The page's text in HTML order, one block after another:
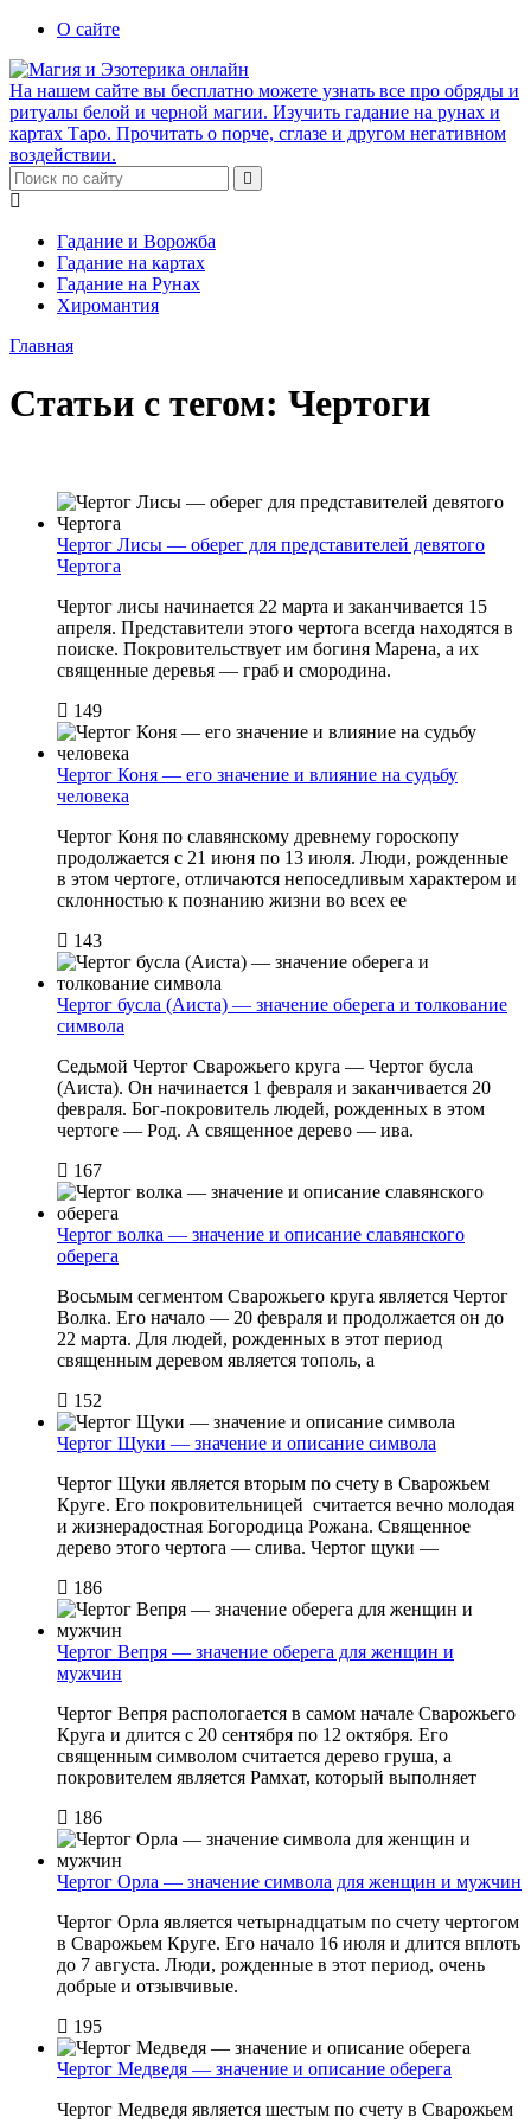
О сайте
На нашем сайте вы бесплатно можете узнать все про обряды и
ритуалы белой и черной магии. Изучить гадание на рунах и
картах Таро. Прочитать о порче, сглазе и другом негативном
воздействии.
Гадание и Ворожба
Гадание на картах
Гадание на Рунах
Хиромантия
Главная
Статьи с тегом: Чертоги
Чертог Лисы — оберег для представителей девятого
Чертога
Чертог лисы начинается 22 марта и заканчивается 15
апреля. Представители этого чертога всегда находятся в
поиске. Покровительствует им богиня Марена, а их
священные деревья — граб и смородина.
149
Чертог Коня — его значение и влияние на судьбу
человека
Чертог Коня по славянскому древнему гороскопу
продолжается с 21 июня по 13 июля. Люди, рожденные
в этом чертоге, отличаются непоседливым характером и
склонностью к познанию жизни во всех ее
143
Чертог бусла (Аиста) — значение оберега и толкование
символа
Cедьмой Чертог Сварожьего круга — Чертог бусла
(Аиста). Он начинается 1 февраля и заканчивается 20
февраля. Бог-покровитель людей, рожденных в этом
чертоге — Род. А священное дерево — ива.
167
Чертог волка — значение и описание славянского
оберега
Восьмым сегментом Сварожьего круга является Чертог
Волка. Его начало — 20 февраля и продолжается он до
22 марта. Для людей, рожденных в этот период
священным деревом является тополь, а
152
Чертог Щуки — значение и описание символа
Чертог Щуки является вторым по счету в Сварожьем
Круге. Его покровительницей считается вечно молодая
и жизнерадостная Богородица Рожана. Священное
дерево этого чертога — слива. Чертог щуки —
186
Чертог Вепря — значение оберега для женщин и
мужчин
Чертог Вепря распологается в самом начале Сварожьего
Круга и длится с 20 сентября по 12 октября. Его
священным символом считается дерево груша, а
покровителем является Рамхат, который выполняет
186
Чертог Орла — значение символа для женщин и мужчин
Чертог Орла является четырнадцатым по счету чертогом
в Сварожьем Круге. Его начало 16 июля и длится вплоть
до 7 августа. Люди, рожденные в этот период, очень
добрые и отзывчивые.
195
Чертог Медведя — значение и описание оберега
Чертог Медведя является шестым по счету в Сварожьем